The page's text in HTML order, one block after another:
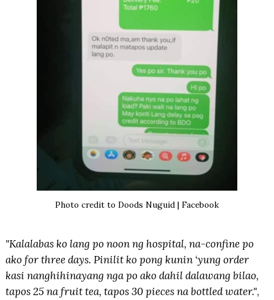
Photo credit to Doods Nuguid | Facebook
"Kalalabas ko lang po noon ng hospital, na-confine po
ako for three days. Pinilit ko pong kunin ‘yung order
kasi nanghihinayang nga po ako dahil dalawang bilao,
tapos 25 na fruit tea, tapos 30 pieces na bottled water.",